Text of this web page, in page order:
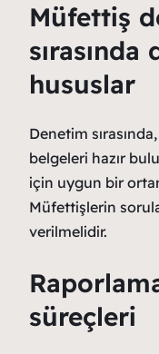
Müfettiş
hususlar
Denetim
belgeleri hazır
için uygun bir
Müfettişlerin
verilmelidir.
süreçleri